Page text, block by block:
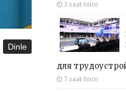
Dinle
3 saat önce
для
7 saat önce